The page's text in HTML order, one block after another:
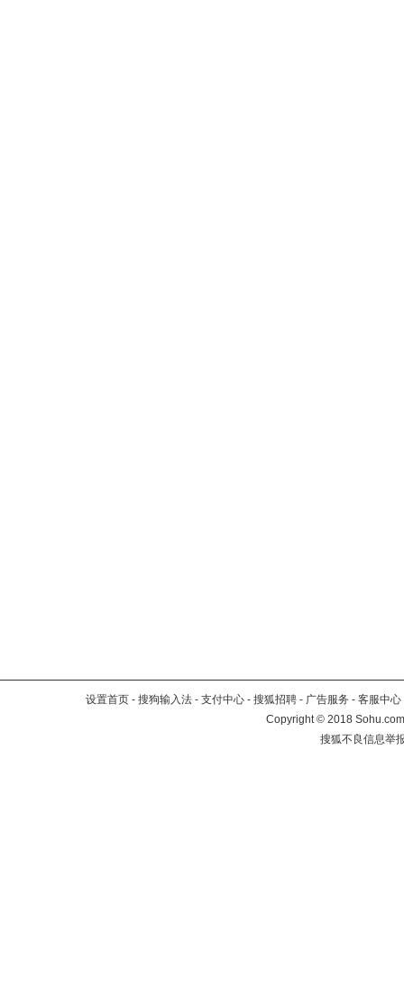
设置首页 - 搜狗输入法 - 支付中心 - 搜狐招聘 - 广告服务 - 客服中心
Copyright©2018
搜狐不良信息举